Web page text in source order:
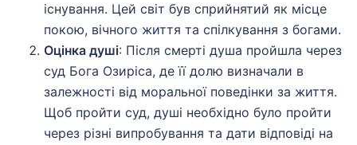
існування. Цей світ був сприйнятий як місце
покою, вічного життя та спілкування з богами.
Оцінка душі: Після смерті душа пройшла через
суд Бога Озиріса, де її долю визначали в
залежності від моральної поведінки за життя.
Щоб пройти суд, душі необхідно було пройти
через різні випробування та дати відповіді на